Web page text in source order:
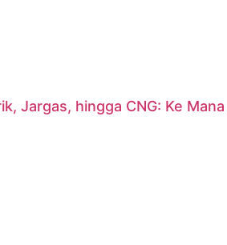
Jargas, hingga CNG: Ke